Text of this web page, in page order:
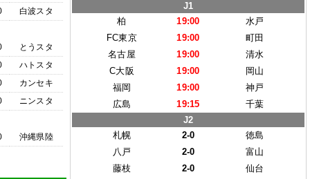
白波スタ
とうスタ
ハトスタ
カンセキ
ニンスタ
沖縄県陸
J1
柏
19:00
水戸
FC東京
19:00
町田
名古屋
19:00
清水
C大阪
19:00
岡山
福岡
19:00
神戸
広島
19:15
千葉
J2
札幌
2-0
徳島
八戸
2-0
富山
藤枝
2-0
仙台